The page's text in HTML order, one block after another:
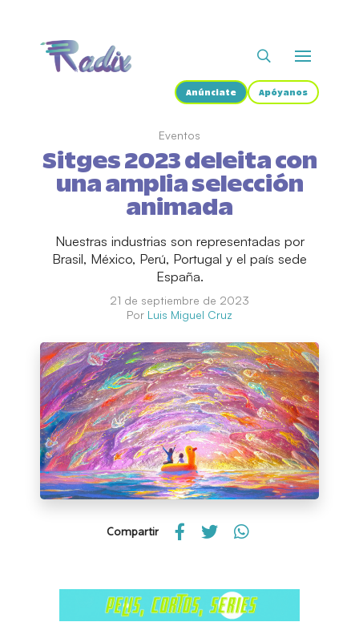
Anúnciate Apóyanos
Eventos
Sitges 2023 deleita con
una amplia selección
animada
Nuestras industrias son representadas por
Brasil, México, Perú, Portugal y el país sede
España.
21 de septiembre de 2023
Por Luis Miguel Cruz
Compartir